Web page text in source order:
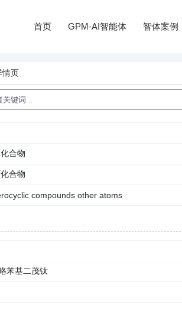
首页 GPM-AI智能体 智体案例
情页
合物
合物
compounds other atoms
苯基二茂钛